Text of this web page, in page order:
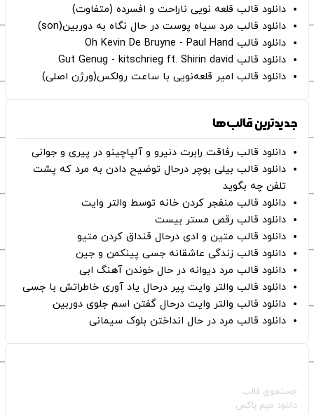
دانلود قالب قلعه نویی ناراحت و افسرده (متفاوت)
دانلود قالب مرد سیاه پوست در حال نگاه به دوربین(son)
دانلود قالب Oh Kevin De Bruyne - Paul Hand
دانلود قالب Gut Genug - kitschrieg ft. Shirin david
دانلود قالب امیر قلعه‌نویی با ساعت رولکس(ورژن اصلی)
جدیدترین قالب‌ها
دانلود قالب رفاقت رابرت دنیرو و آلپاچینو در پیری و جوانی
دانلود قالب بیلی بوچر درحال توضیح دادن به مرد که پشت
تلفن چه بگوید
دانلود قالب منفجر کردن خانه توسط والتر وایت
دانلود قالب رقص مستر بیست
دانلود قالب متین و ادی درحال قنداق کردن متیو
دانلود قالب زندگی عاشقانه جسی پینکمن و جین
دانلود قالب مرد دیوانه در حال خوندن آهنگ ابی
دانلود قالب والتر وایت پیر درحال یاد آوری خاطراتش با جسی
دانلود قالب والتر وایت درحال گفتن اسم جلوی دوربین
دانلود قالب مرد در حال انداختن بلوک سیمانی
جستجوی قالب
دانلود میم باکس